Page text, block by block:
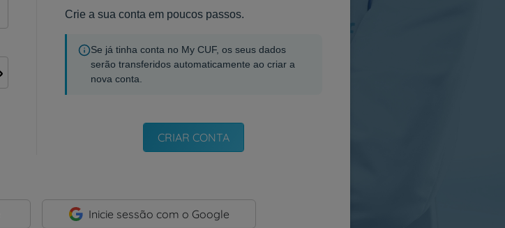
Crie a sua conta em poucos passos.
Se já tinha conta no My CUF, os seus dados
serão transferidos automaticamente ao criar a
nova conta.
CRIAR CONTA
Inicie sessão com o Google